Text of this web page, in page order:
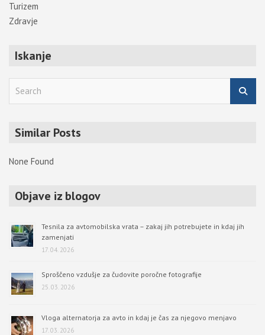
Turizem
Zdravje
Iskanje
Similar Posts
None Found
Objave iz blogov
Tesnila za avtomobilska vrata – zakaj jih potrebujete in kdaj jih
zamenjati
17. 04. 2026
Sproščeno vzdušje za čudovite poročne fotografije
25. 03. 2026
Vloga alternatorja za avto in kdaj je čas za njegovo menjavo
17. 03. 2026